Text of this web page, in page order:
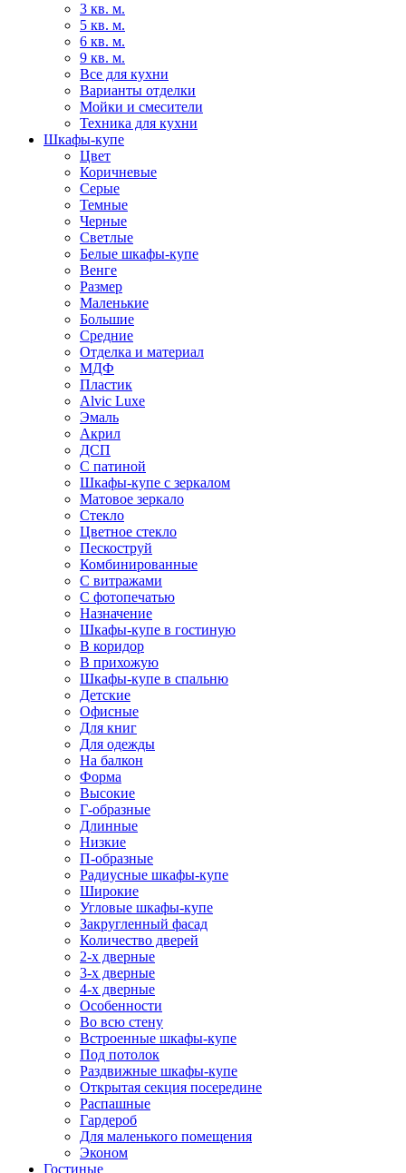
3 кв. м.
5 кв. м.
6 кв. м.
9 кв. м.
Все для кухни
Варианты отделки
Мойки и смесители
Техника для кухни
Шкафы-купе
Цвет
Коричневые
Серые
Темные
Черные
Светлые
Белые шкафы-купе
Венге
Размер
Маленькие
Большие
Средние
Отделка и материал
МДФ
Пластик
Alvic Luxe
Эмаль
Акрил
ДСП
С патиной
Шкафы-купе с зеркалом
Матовое зеркало
Стекло
Цветное стекло
Пескоструй
Комбинированные
С витражами
С фотопечатью
Назначение
Шкафы-купе в гостиную
В коридор
В прихожую
Шкафы-купе в спальню
Детские
Офисные
Для книг
Для одежды
На балкон
Форма
Высокие
Г-образные
Длинные
Низкие
П-образные
Радиусные шкафы-купе
Широкие
Угловые шкафы-купе
Закругленный фасад
Количество дверей
2-х дверные
3-х дверные
4-х дверные
Особенности
Во всю стену
Встроенные шкафы-купе
Под потолок
Раздвижные шкафы-купе
Открытая секция посередине
Распашные
Гардероб
Для маленького помещения
Эконом
Гостиные